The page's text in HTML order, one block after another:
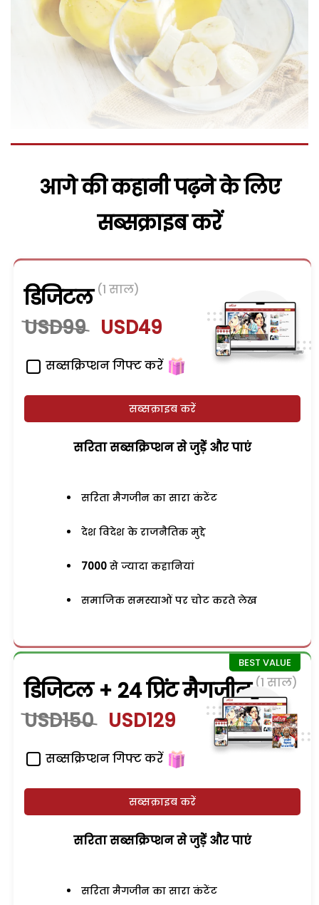
आगे की कहानी पढ़ने के लिए
सब्सक्राइब करें
डिजिटल (1 साल)
USD99 USD49
सब्सक्रिप्शन गिफ्ट करें
सब्सक्राइब करें
सरिता सब्सक्रिप्शन से जुड़ेें और पाएं
सरिता मैगजीन का सारा कंटेंट
देश विदेश के राजनैतिक मुद्दे
7000 से ज्यादा कहानियां
समाजिक समस्याओं पर चोट करते लेख
डिजिटल + 24 प्रिंट मैगजीन (1 साल)
USD150 USD129
सब्सक्रिप्शन गिफ्ट करें
सब्सक्राइब करें
सरिता सब्सक्रिप्शन से जुड़ेें और पाएं
सरिता मैगजीन का सारा कंटेंट